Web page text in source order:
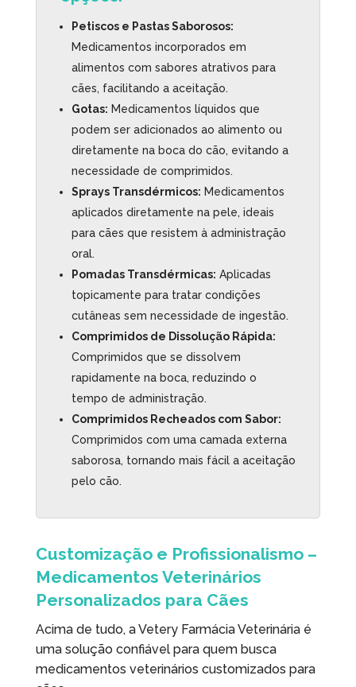
Petiscos e Pastas Saborosos:
Medicamentos incorporados em
alimentos com sabores atrativos para
cães, facilitando a aceitação.
Gotas: Medicamentos líquidos que
podem ser adicionados ao alimento ou
diretamente na boca do cão, evitando a
necessidade de comprimidos.
Sprays Transdérmicos: Medicamentos
aplicados diretamente na pele, ideais
para cães que resistem à administração
oral.
Pomadas Transdérmicas: Aplicadas
topicamente para tratar condições
cutâneas sem necessidade de ingestão.
Comprimidos de Dissolução Rápida:
Comprimidos que se dissolvem
rapidamente na boca, reduzindo o
tempo de administração.
Comprimidos Recheados com Sabor:
Comprimidos com uma camada externa
saborosa, tornando mais fácil a aceitação
pelo cão.
Customização e Profissionalismo –
Medicamentos Veterinários
Personalizados para Cães
Acima de tudo, a Vetery Farmácia Veterinária é
uma solução confiável para quem busca
medicamentos veterinários customizados para